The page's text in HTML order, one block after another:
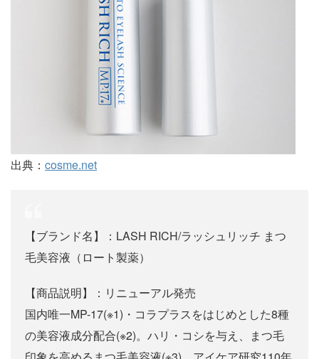
出典： cosme.net
【ブランド名】：LASH RICH/ラッシュリッチ まつ
毛美容液（ロート製薬）
【商品説明】：リニューアル発売
国内唯一MP-17(※1)・コラプラスをはじめとした8種
の美容液成分配合(※2)。ハリ・コシを与え、まつ毛